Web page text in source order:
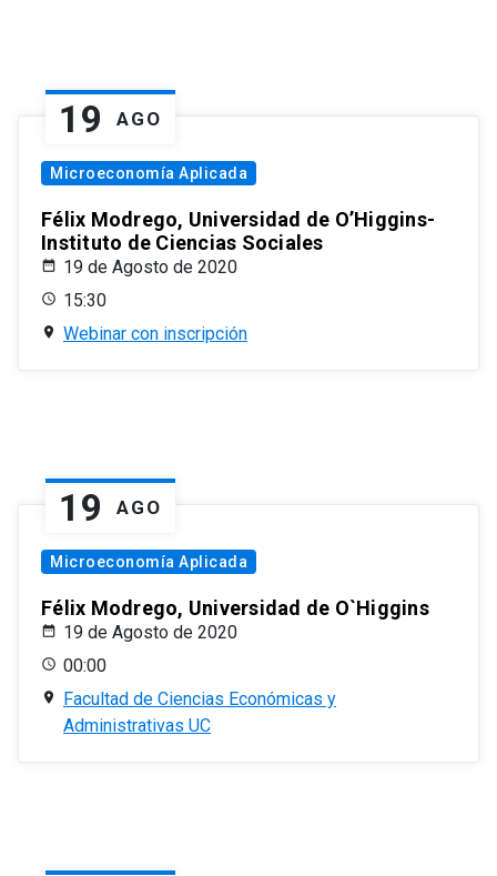
19 AGO
Microeconomía Aplicada
Félix Modrego, Universidad de O’Higgins-
Instituto de Ciencias Sociales
19 de Agosto de 2020
15:30
Webinar con inscripción
19 AGO
Microeconomía Aplicada
Félix Modrego, Universidad de O`Higgins
19 de Agosto de 2020
00:00
Facultad de Ciencias Económicas y
Administrativas UC